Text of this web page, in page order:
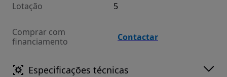
Lotação 5
Comprar com
financiamento
Contactar
Especificações técnicas